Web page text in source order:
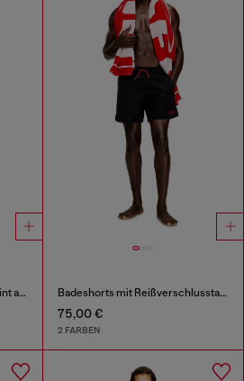
Lycra-Badeanzug mit Logoprint auf dem Rücken Badeshorts mit Reißverschlusstasche
75,00 €
2 FARBEN